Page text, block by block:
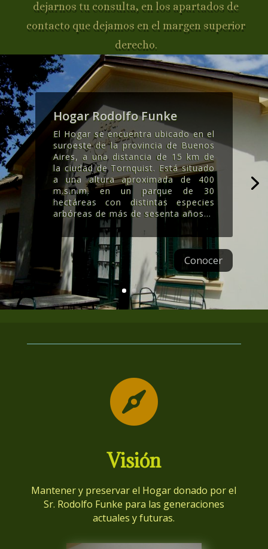
dejarnos tu consulta, en los apartados de
contacto que dejamos en el margen superior
derecho.
Hogar Rodolfo Funke
El Hogar se encuentra ubicado en el
suroeste de la provincia de Buenos
Aires, a una distancia de 15 km de
la ciudad de Tornquist. Está situado
a una altura aproximada de 400
m.s.n.m. en un parque de 30
hectáreas con distintas especies
arbóreas de más de sesenta años...
Conocer

Visión
Mantener y preservar el Hogar donado por el
Sr. Rodolfo Funke para las generaciones
actuales y futuras.